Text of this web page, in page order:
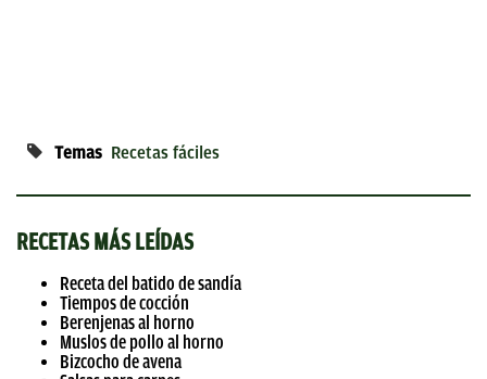
Temas Recetas fáciles
RECETAS MÁS LEÍDAS
Receta del batido de sandía
Tiempos de cocción
Berenjenas al horno
Muslos de pollo al horno
Bizcocho de avena